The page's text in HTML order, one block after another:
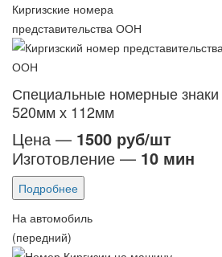
Киргизские номера
представительства ООН
Специальные номерные знаки
520мм х 112мм
Цена — 1500 руб/шт
Изготовление — 10 мин
Подробнее
На автомобиль
(передний)